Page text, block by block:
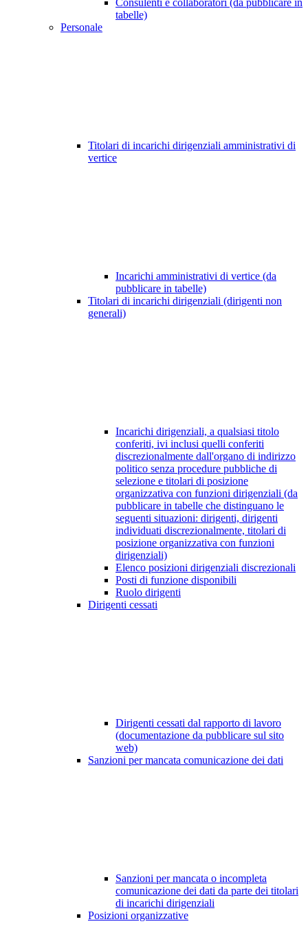
Consulenti e collaboratori (da pubblicare in
tabelle)
Personale
Titolari di incarichi dirigenziali amministrativi di
vertice
Incarichi amministrativi di vertice (da
pubblicare in tabelle)
Titolari di incarichi dirigenziali (dirigenti non
generali)
Incarichi dirigenziali, a qualsiasi titolo
conferiti, ivi inclusi quelli conferiti
discrezionalmente dall'organo di indirizzo
politico senza procedure pubbliche di
selezione e titolari di posizione
organizzativa con funzioni dirigenziali (da
pubblicare in tabelle che distinguano le
seguenti situazioni: dirigenti, dirigenti
individuati discrezionalmente, titolari di
posizione organizzativa con funzioni
dirigenziali)
Elenco posizioni dirigenziali discrezionali
Posti di funzione disponibili
Ruolo dirigenti
Dirigenti cessati
Dirigenti cessati dal rapporto di lavoro
(documentazione da pubblicare sul sito
web)
Sanzioni per mancata comunicazione dei dati
Sanzioni per mancata o incompleta
comunicazione dei dati da parte dei titolari
di incarichi dirigenziali
Posizioni organizzative